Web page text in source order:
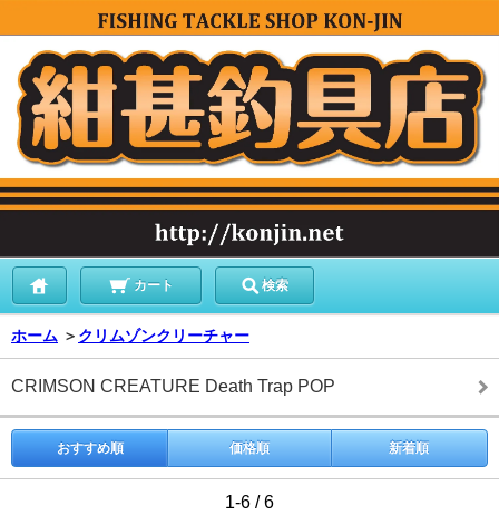
カート 検索
ホーム ＞ クリムゾンクリーチャー
CRIMSON CREATURE Death Trap POP
おすすめ順 価格順 新着順
1-6 / 6